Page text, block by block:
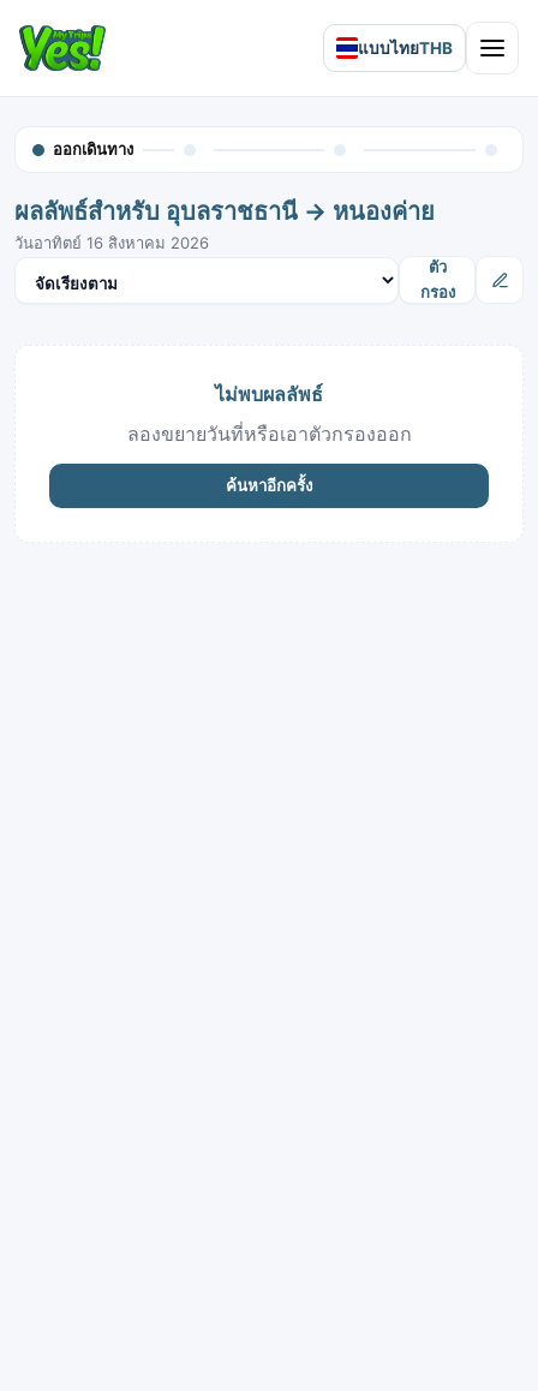
แบบไทยTHB Open
ออกเดินทาง
ผลลัพธ์สำหรับ อุบลราชธานี → หนองค่าย
วันอาทิตย์ 16 สิงหาคม 2026
ตัว
กรอง
จัดเรียงผลลัพธ์
ไม่พบผลลัพธ์
ลองขยายวันที่หรือเอาตัวกรองออก
ค้นหาอีกครั้ง